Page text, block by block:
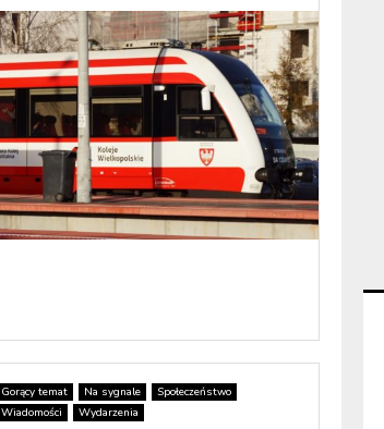
Gorący temat Na sygnale
Społeczeństwo
Wiadomości
Wydarzenia